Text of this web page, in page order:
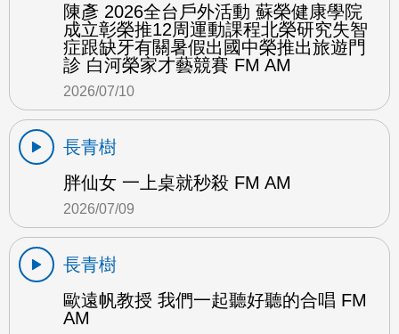
陳彥 2026全台戶外活動 蘇榮健康學院
成立彰榮推12周運動課程北榮研究失智
症跟缺牙有關暑假出國中榮推出旅遊門
診 白河榮家才藝競賽 FM AM
2026/07/10
長青樹
胖仙女 一上桌就秒殺 FM AM
2026/07/09
長青樹
歐遠帆教授 我們一起聽好聽的合唱 FM
AM